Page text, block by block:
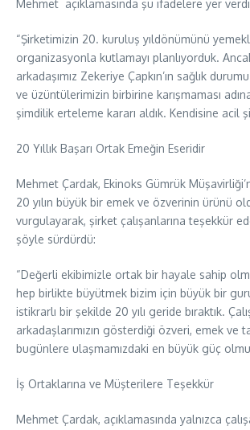
Mehmet açıklamasında şu ifadelere yer
“Şirketimizin 20. kuruluş yıldönümünü
organizasyonla kutlamayı planlıyorduk.
arkadaşımız Zekeriye Çapkın’ın sağlık
ve üzüntülerimizin birbirine karışmaması
şimdilik erteleme kararı aldık. Kendisine acil
20 Yıllık Başarı Ortak Emeğin Eseridir
Mehmet Çardak, Ekinoks Gümrük
20 yılın büyük bir emek ve özverinin ürünü
vurgulayarak, şirket çalışanlarına teşekkür
şöyle sürdürdü:
“Değerli ekibimizle ortak bir hayale sahip
hep birlikte büyütmek bizim için büyük bir
istikrarlı bir şekilde 20 yılı geride bıraktık.
arkadaşlarımızın gösterdiği özveri, emek ve
bugünlere ulaşmamızdaki en büyük güç
İş Ortaklarına ve Müşterilere Teşekkür
Mehmet Çardak, açıklamasında yalnızca